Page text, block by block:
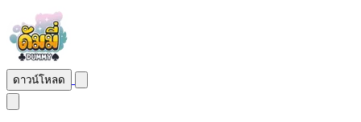
ดาวน์โหลด